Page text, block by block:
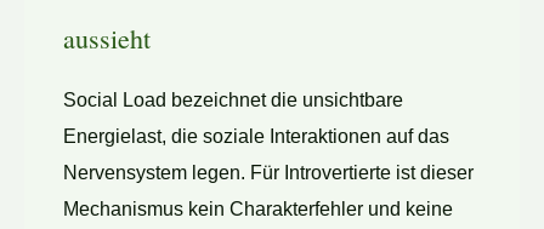
aussieht
Social Load bezeichnet die unsichtbare
Energielast, die soziale Interaktionen auf das
Nervensystem legen. Für Introvertierte ist dieser
Mechanismus kein Charakterfehler und keine